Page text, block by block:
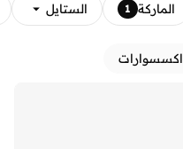
الماركة 1 الستايل
اكسسوارات